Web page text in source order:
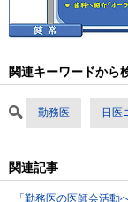
関連キーワードから
勤務医 日医
関連記事
「勤務医の医師会活